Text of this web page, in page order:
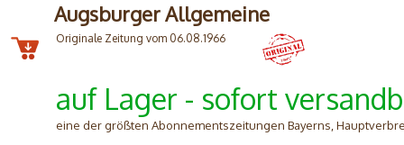
Augsburger Allgemeine
Originale Zeitung vom 06.08.1966
auf Lager - sofort
eine der größten Abonnementszeitungen Bayerns,